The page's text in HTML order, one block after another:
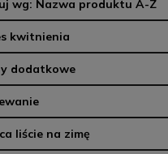
wg: Nazwa produktu A-Z
kwitnienia
dodatkowe
liście na zimę